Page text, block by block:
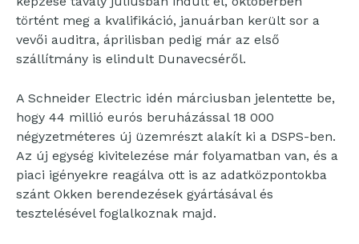
történt meg a kvalifikáció, januárban került sor a
vevői auditra, áprilisban pedig már az első
szállítmány is elindult Dunavecséről.
A Schneider Electric idén márciusban jelentette be,
hogy 44 millió eurós beruházással 18 000
négyzetméteres új üzemrészt alakít ki a DSPS-ben.
Az új egység kivitelezése már folyamatban van, és a
piaci igényekre reagálva ott is az adatközpontokba
szánt Okken berendezések gyártásával és
tesztelésével foglalkoznak majd.